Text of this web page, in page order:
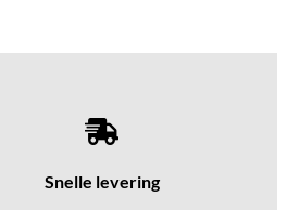
Snelle levering